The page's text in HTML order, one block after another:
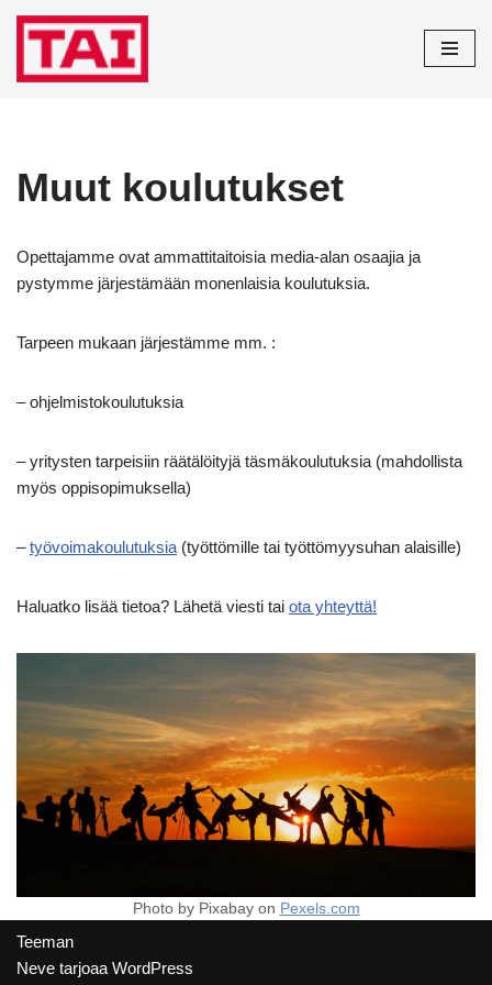
suoraan
Muut koulutukset
Opettajamme ovat ammattitaitoisia media-alan osaajia ja
pystymme järjestämään monenlaisia koulutuksia.
Tarpeen mukaan järjestämme mm. :
– ohjelmistokoulutuksia
– yritysten tarpeisiin räätälöityjä täsmäkoulutuksia (mahdollista
myös oppisopimuksella)
–työvoimakoulutuksia (työttömille tai työttömyysuhan alaisille)
Haluatko lisää tietoa? Lähetä viesti tai ota yhteyttä!
Photo by Pixabay on Pexels.com
Teeman
Neve tarjoaa WordPress